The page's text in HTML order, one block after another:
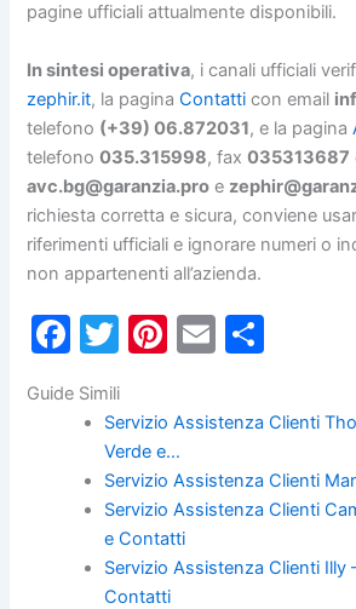
pagine ufficiali attualmente disponibili.
In sintesi operativa, i canali ufficiali
zephir.it, la paginaContatti con email
telefono (+39) 06.872031, e la pagina
telefono035.315998, fax035313687
avc.bg@garanzia.pro e
richiesta corretta e sicura, conviene
riferimenti ufficiali e ignorare numeri o
non appartenenti all’azienda.
F
c
b
o
o
T
itt
er
Pi
er
e
st
E
ai n
vi
di
Guide Simili
Servizio Assistenza Clienti
Verde e…
Servizio Assistenza Clienti
Servizio Assistenza Clienti
e Contatti
Servizio Assistenza Clienti Illy
Contatti